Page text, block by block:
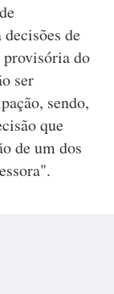
de
provisória do
ser
sendo,
que
de um dos